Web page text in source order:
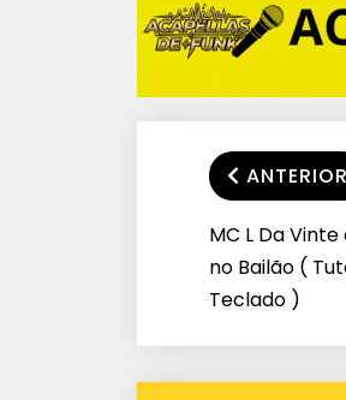
ANTERIOR
MC L Da
no Bailão (
Teclado )